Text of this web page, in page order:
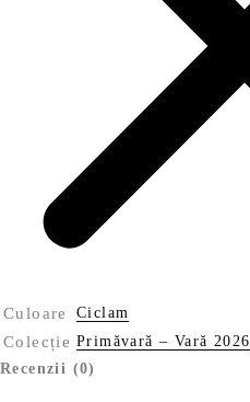
Culoare Ciclam
Colecție Primăvară – Vară 2026
Recenzii (0)